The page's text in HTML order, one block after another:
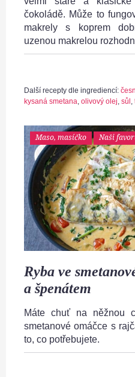
čokoládě. Může to
makrely s koprem
uzenou makrelou
Další recepty dle ingrediencí:
kysaná smetana, olivový olej, sůl ,
Maso, masíčko Naši
Ryba ve
a špenátem
Máte chuť na něžnou
smetanové omáčce s
to, co potřebujete.